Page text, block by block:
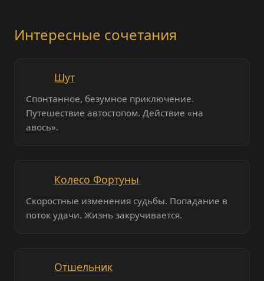
Интересные сочетания
Шут
Спонтанное, безумное приключение.
Путешествие автостопом. Действие «на
авось».
Колесо Фортуны
Скоростные изменения судьбы. Попадание в
поток удачи. Жизнь закручивается.
Отшельник